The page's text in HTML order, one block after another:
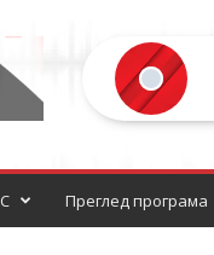
Преглед програма